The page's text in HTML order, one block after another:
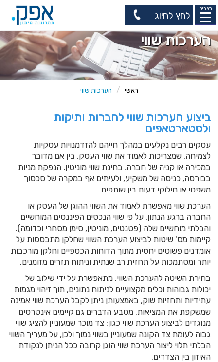
תפריט
לחץ לחיוג
הערכות שווי
ראשי הערכות שווי
ביצוע הערכות שווי לחברות ותיקות
ולסטארטאפים
עסקים רבים נקלעים במהלך חייהם להזדמנויות עסקיות
לצמיחה, שמצריכות לאמוד את שווי העסק, בין אם מדובר
במכירה או קניה של חברה, בחינת שווי מוניטין, הנפקת מניות
בבורסה, כניסה של משקיע, ולעיתים אף במקרה של סכסוך
משפטי או חילוקי דעות בין שותפים.
הערכת שווי מאפשרת לאמוד את השווי ההוגן של העסק או
החברה ברגע הנתון, על פי שווי הנכסים הפיננסים המוחשיים
והבלתי מוחשיים שלה (פטנטים, מוניטין, סימן מסחרי וכדומה).
קיימות מס' שיטות לביצוע הערכת השווי שחלקן מתבססות על
אומדנים פשוטים יחסית מתוך הדוחות הכספיים וחלקן מורכבות
יותר ומסתמכות על תחזית רב שנתית וניתוח תזרים מזומנים.
בחירת השיטה להערכת השווי, מתאפשרת על ידי שילוב של
יכולות גבוהות וכלים מקצועיים לניתוח נתונים, תוך זיהוי מגמות
עתידיות ותחזיות שוק, באמצעותן ניתן לקבל הערכת שווי אמינה
שמשקפת את המציאות. מטבע הדברים גם קיימים אינטרסים
מנוגדים לביצוע הערכת שווי כגון: צד מוכר שמעוניין להציג שווי
גבוה לעומת צד הקונה שמעוניין בשווי נמוך ולכן, על מעריך השווי
הבלתי תלוי ליצור הערכת שווי הוגן קרובה ככל הניתן לנקודת
האיזון בין הצדדים.